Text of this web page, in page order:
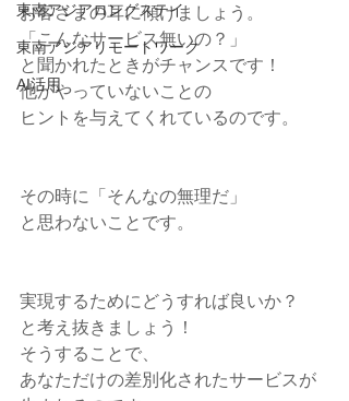
東南アジアロングステイ
東南アジアリモートワーク
AI活用
お客さまの耳に傾けましょう。
「こんなサービス無いの？」
と聞かれたときがチャンスです！
他がやっていないことの
ヒントを与えてくれているのです。
その時に「そんなの無理だ」
と思わないことです。
実現するためにどうすれば良いか？
と考え抜きましょう！
そうすることで、
あなただけの差別化されたサービスが